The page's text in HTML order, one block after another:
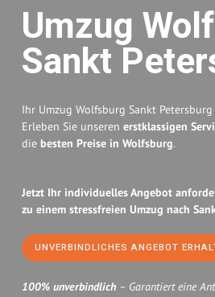
Umzug
Sankt
Ihr Umzug Wolfsburg Sankt
Erleben Sie unseren erstklassigen
die besten Preise in Wolfsburg.
Jetzt Ihr individuelles Angebot
zu einem stressfreien Umzug nach
UNVERBINDLICHES ANGEBOT
100% unverbindlich – Garantiert eine